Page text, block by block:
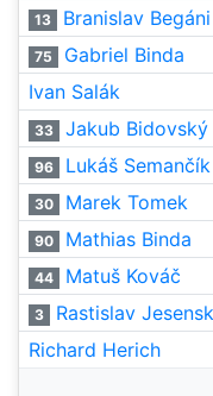
13 Branislav Begáni
75
Gabriel Binda
Ivan Salák
33 Jakub Bidovský
96 Lukáš Semančík
30 Marek Tomek
90 Mathias Binda
44 Matuš Kováč
3
Rastislav
Richard Herich